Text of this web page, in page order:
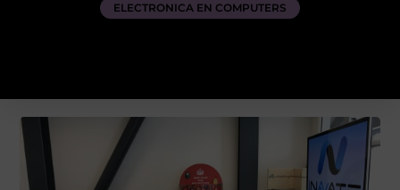
ELECTRONICA EN COMPUTERS